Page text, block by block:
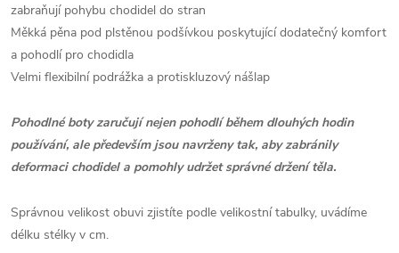
zabraňují pohybu chodidel do stran
Měkká pěna pod plstěnou podšívkou poskytující dodatečný komfort
a pohodlí pro chodidla
Velmi flexibilní podrážka a protiskluzový nášlap
Pohodlné boty zaručují nejen pohodlí během dlouhých hodin
používání, ale především jsou navrženy tak, aby zabránily
deformaci chodidel a pomohly udržet správné držení těla.
Správnou velikost obuvi zjistíte podle velikostní tabulky, uvádíme
délku stélky v cm.